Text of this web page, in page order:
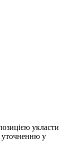
укласти
уточненню у